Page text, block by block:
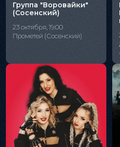
Группа "Воровайки"
(Сосенский)
23 октября, 19:00
Прометей (Сосенский)